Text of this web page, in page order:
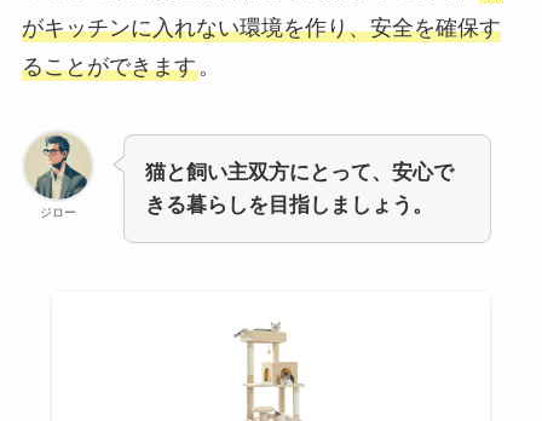
がキッチンに入れない環境を作り、安全を確保す
ることができます。
ジロー
猫と飼い主双方にとって、安心で
きる暮らしを目指しましょう。